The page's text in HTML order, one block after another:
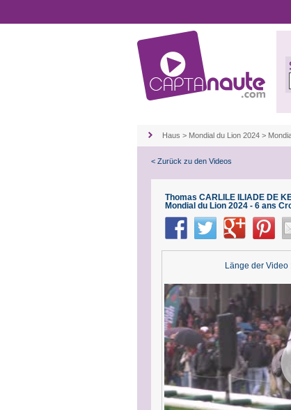
Haus > Mondial du Lion 2024 >
< Zurück zu den Videos
Thomas CARLILE ILIADE DE
Mondial du Lion 2024 - 6 ans
Länge der Video